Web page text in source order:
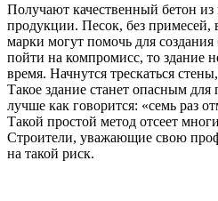
Получают качественный бетон из
продукции. Песок, без примесей,
марки могут помочь для
пойти на компромисс, то здание
время. Начнутся трескаться
Такое здание станет опасным
лучше как говорится: «семь раз
Такой простой метод отсеет
Строители, уважающие свою
на такой риск.